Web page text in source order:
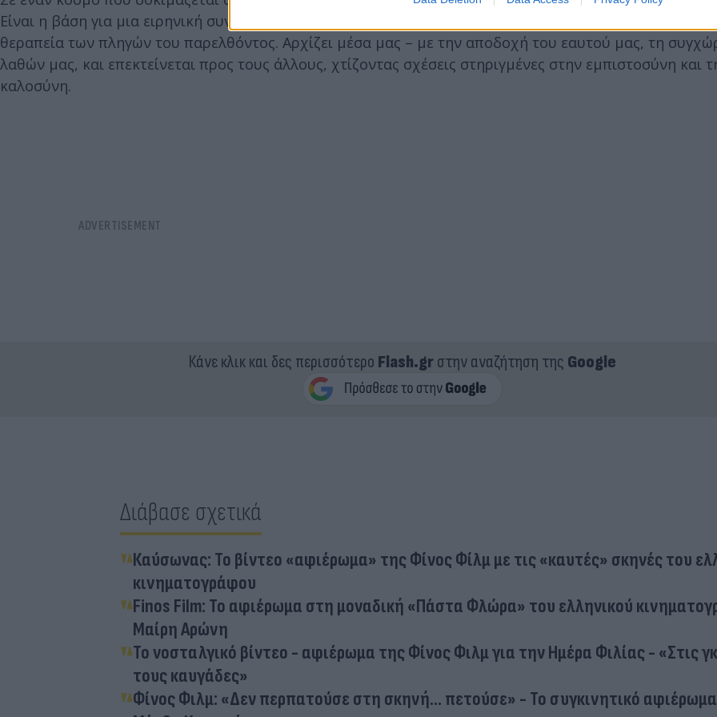
Είναι η βάση για μια ειρηνική συνύπαρξη, για την επίλυση των διαφορών με σεβασμό και κατανόηση,
θεραπεία των πληγών του παρελθόντος. Αρχίζει μέσα μας – με την αποδοχή του εαυτού μας, τη
λαθών μας, και επεκτείνεται προς τους άλλους, χτίζοντας σχέσεις στηριγμένες στην εμπιστοσύνη και
καλοσύνη.
Κάνε κλικ και δες περισσότερο Flash.grστην αναζήτηση της Google
Διάβασε σχετικά
Καύσωνας: Το βίντεο «αφιέρωμα» της Φίνος Φίλμ με τις «καυτές» σκηνές του
κινηματογράφου
Finos Film: Το αφιέρωμα στη μοναδική «Πάστα Φλώρα» του ελληνικού
Μαίρη Αρώνη
Το νοσταλγικό βίντεο - αφιέρωμα της Φίνος Φιλμ για την Ημέρα Φιλίας - «Στις
τους καυγάδες»
Φίνος Φιλμ: «Δεν περπατούσε στη σκηνή... πετούσε» - Το συγκινητικό